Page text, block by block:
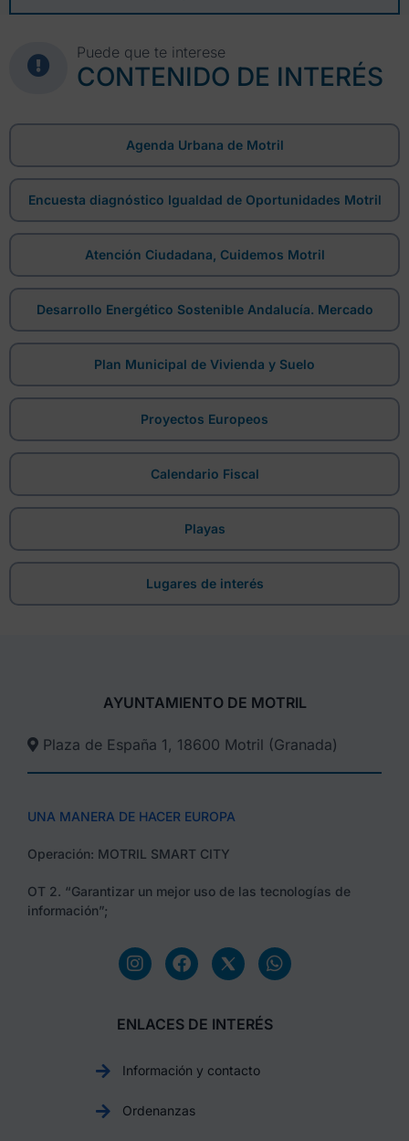
Puede que te interese
CONTENIDO DE INTERÉS
Agenda Urbana de Motril
Encuesta diagnóstico Igualdad de Oportunidades Motril
Atención Ciudadana, Cuidemos Motril
Desarrollo Energético Sostenible Andalucía. Mercado
Plan Municipal de Vivienda y Suelo
Proyectos Europeos
Calendario Fiscal
Playas
Lugares de interés
AYUNTAMIENTO DE MOTRIL
Plaza de España 1, 18600 Motril (Granada)​
UNA MANERA DE HACER EUROPA
Operación: MOTRIL SMART CITY
OT 2. “Garantizar un mejor uso de las tecnologías de
información”;
ENLACES DE INTERÉS
Información y contacto
Ordenanzas